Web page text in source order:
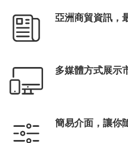
亞洲商貿資訊，
多媒體方式展示
簡易介面，讓你